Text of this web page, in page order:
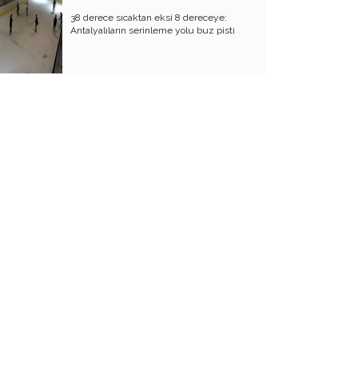
Neden Marka Olamıyoruz?
Torpil Ve Antalya Lisesi
38 derece sıcaktan eksi 8 dereceye:
Antalyalıların serinleme yolu buz pisti